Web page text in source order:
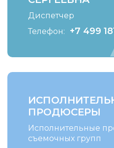
Диспетчер
Телефон:
+7 499
ПРОДЮСЕРЫ
Исполнительные
съемочных групп